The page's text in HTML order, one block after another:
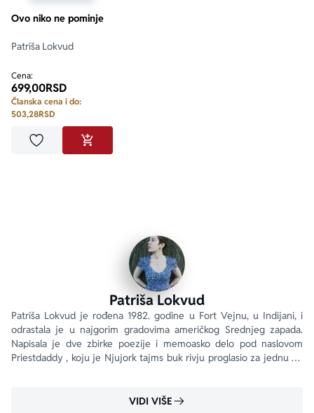
Ovo niko ne pominje
Patriša Lokvud
Cena:
699,00RSD
Članska cena i do:
503,28RSD
Dodaj u omiljeneDODAJ U KORPU
Patriša Lokvud
Patriša Lokvud je rođena 1982. godine u Fort Vejnu, u Indijani, i
odrastala je u najgorim gradovima američkog Srednjeg zapada.
Napisala je dve zbirke poezije i memoasko delo pod naslovom
Priestdaddy , koju je Njujork tajms buk rivju proglasio za jednu od
VIDI VIŠE